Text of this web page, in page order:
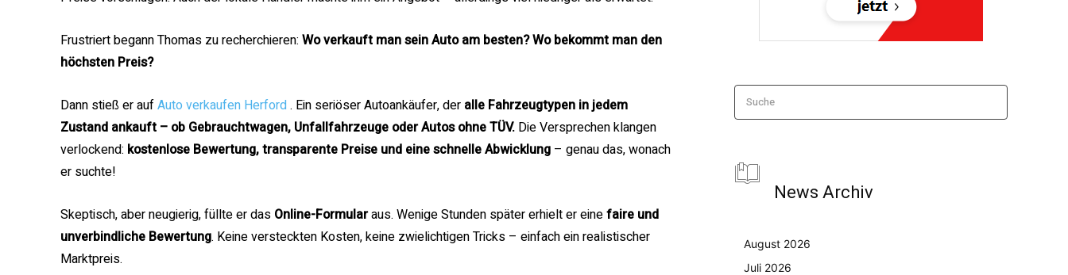
Frustriert begann Thomas zu recherchieren: Wo verkauft man sein Auto am besten? Wo bekommt man den
höchsten Preis?
Dann stieß er aufAuto verkaufen Herford. Ein seriöser Autoankäufer, der alle Fahrzeugtypen in jedem
Zustand ankauft – ob Gebrauchtwagen, Unfallfahrzeuge oder Autos ohne TÜV. Die Versprechen klangen
verlockend: kostenlose Bewertung, transparente Preise und eine schnelle Abwicklung – genau das, wonach
er suchte!
Skeptisch, aber neugierig, füllte er das Online-Formularaus. Wenige Stunden später erhielt er einefaire und
unverbindliche Bewertung. Keine versteckten Kosten, keine zwielichtigen Tricks – einfach ein realistischer
Marktpreis.
Suche
News Archiv
August 2026
Juli 2026